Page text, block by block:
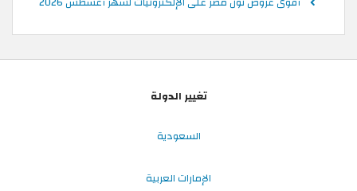
تغيير الدولة
السعودية
الإمارات العربية